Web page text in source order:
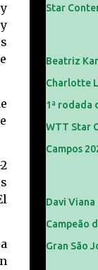
Star
Beatriz
Charlotte
1ª rodada
WTT Star
Campos
Davi Viana
Campeão
Gran São